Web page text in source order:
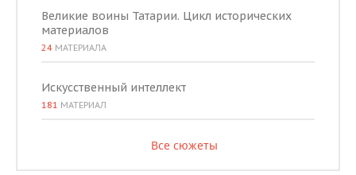
Великие воины Татарии. Цикл исторических
материалов
24 МАТЕРИАЛА
Искусственный интеллект
181 МАТЕРИАЛ
Все сюжеты